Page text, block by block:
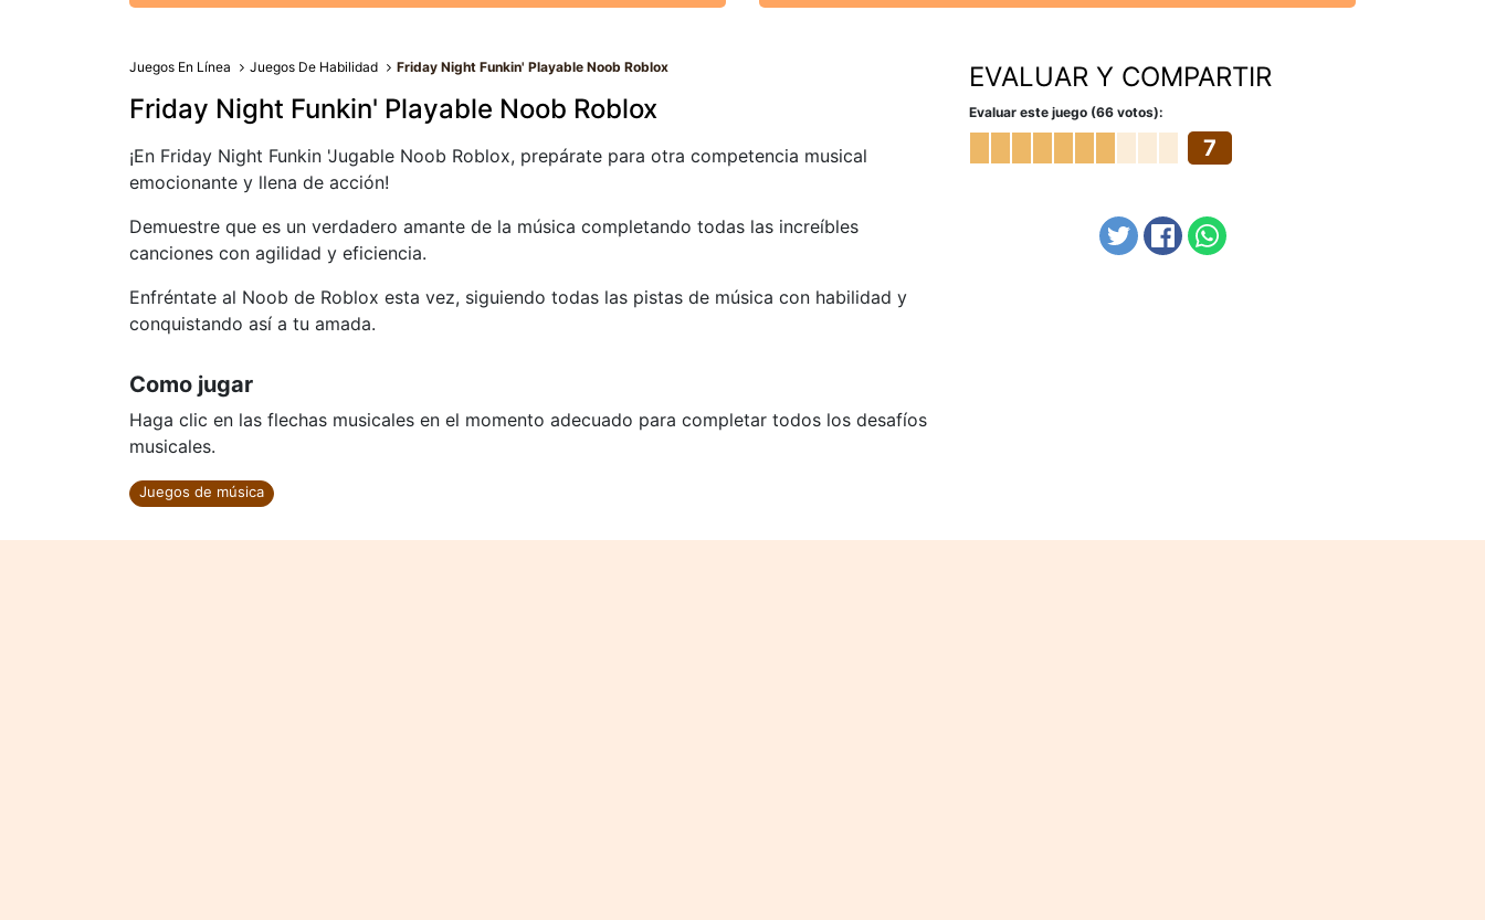
Juegos En Línea Juegos De Habilidad Friday Night Funkin' Playable Noob Roblox
Friday Night Funkin' Playable Noob Roblox
¡En Friday Night Funkin 'Jugable Noob Roblox, prepárate para otra competencia musical
emocionante y llena de acción!
Demuestre que es un verdadero amante de la música completando todas las increíbles
canciones con agilidad y eficiencia.
Enfréntate al Noob de Roblox esta vez, siguiendo todas las pistas de música con habilidad y
conquistando así a tu amada.
Como jugar
Haga clic en las flechas musicales en el momento adecuado para completar todos los desafíos
musicales.
Juegos de música
EVALUAR Y COMPARTIR
Evaluar este juego (66 votos):
7